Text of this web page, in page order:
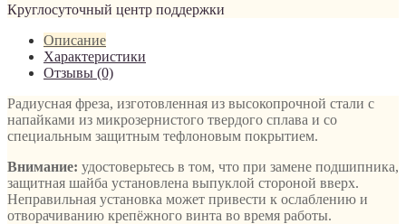
Круглосуточный центр поддержки
Описание
Характеристики
Отзывы (0)
Радиусная фреза, изготовленная из высокопрочной стали с
напайками из микрозернистого твердого сплава и со
специальным защитным тефлоновым покрытием.
Внимание: удостоверьтесь в том, что при замене подшипника,
защитная шайба установлена выпуклой стороной вверх.
Неправильная установка может привести к ослаблению и
отворачиванию крепёжного винта во время работы.